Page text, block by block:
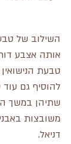
השילוב של
אותה אצבע
טבעת
להוסיף גם
שתיהן במשך
משובצות
דניאל.